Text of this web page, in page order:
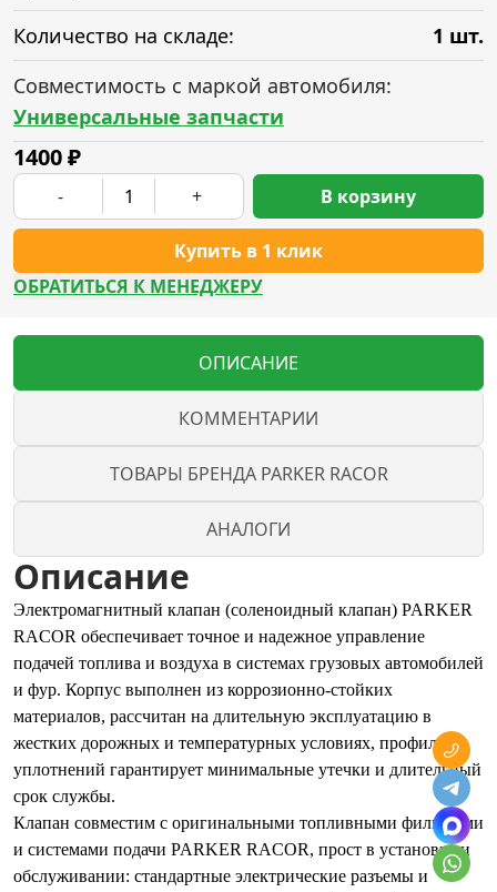
Количество на складе:
1 шт.
Совместимость с маркой автомобиля:
Универсальные запчасти
1400₽
- +
Купить в 1 клик
В корзину
ОБРАТИТЬСЯ К МЕНЕДЖЕРУ
ОПИСАНИЕ
КОММЕНТАРИИ
ТОВАРЫ БРЕНДА PARKER RACOR
АНАЛОГИ
Описание
Электромагнитный клапан (соленоидный клапан) PARKER
RACOR обеспечивает точное и надежное управление
подачей топлива и воздуха в системах грузовых автомобилей
и фур. Корпус выполнен из коррозионно-стойких
материалов, рассчитан на длительную эксплуатацию в
жестких дорожных и температурных условиях, профиль
уплотнений гарантирует минимальные утечки и длительный
срок службы.
Клапан совместим с оригинальными топливными фильтрами
и системами подачи PARKER RACOR, прост в установке и
обслуживании: стандартные электрические разъемы и